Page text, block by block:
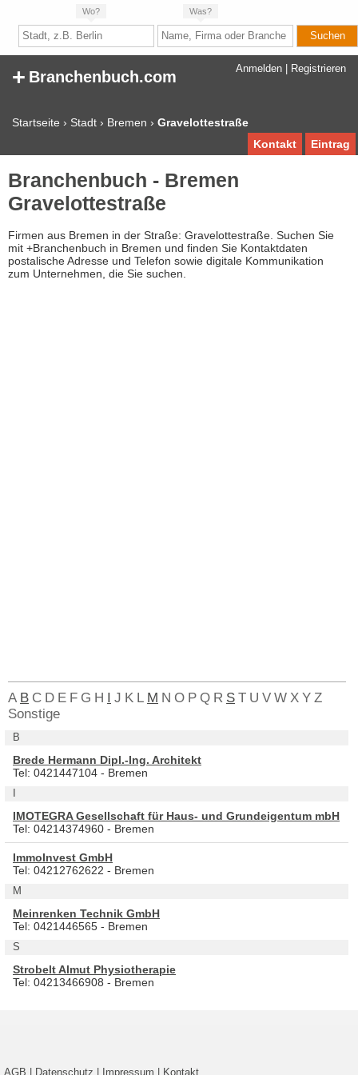
Wo? Was?
Anmelden Registrieren
+ Branchenbuch.com
Startseite › Stadt › Bremen › Gravelottestraße
Eintrag
Kontakt
Branchenbuch - Bremen
Gravelottestraße
Firmen aus Bremen in der Straße: Gravelottestraße. Suchen Sie
mit +Branchenbuch in Bremen und finden Sie Kontaktdaten
postalische Adresse und Telefon sowie digitale Kommunikation
zum Unternehmen, die Sie suchen.
A B C D E F G H I J K L M N O P Q R S T U V W X Y Z
Sonstige
B
Brede Hermann Dipl.-Ing. Architekt
Tel: 0421447104 - Bremen
IMOTEGRA Gesellschaft für Haus- und Grundeigentum mbH
Tel: 04214374960 - Bremen
ImmoInvest GmbH
Tel: 04212762622 - Bremen
M
Meinrenken Technik GmbH
Tel: 0421446565 - Bremen
S
Strobelt Almut Physiotherapie
Tel: 04213466908 - Bremen
AGB Datenschutz Impressum Kontakt